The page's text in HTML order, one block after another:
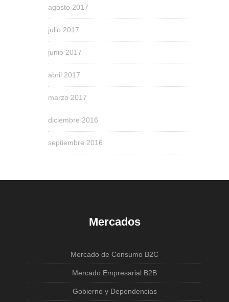
agosto 2017
julio 2017
junio 2017
abril 2017
marzo 2017
diciembre 2016
septiembre 2016
Mercados
Mercado de Consumo B2C
Mercado Empresarial B2B
Gobierno y Dependencias